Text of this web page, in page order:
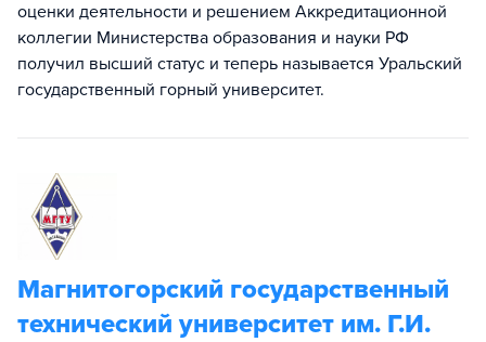
оценки деятельности и решением Аккредитационной
коллегии Министерства образования и науки РФ
получил высший статус и теперь называется Уральский
государственный горный университет.
Магнитогорский государственный
технический университет им. Г.И.